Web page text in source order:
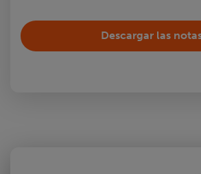
Descargar las